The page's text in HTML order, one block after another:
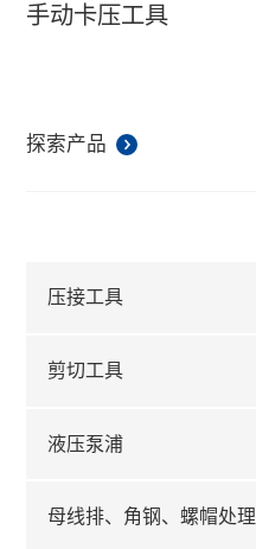
压接工具
剪切工具
液压泵浦
母线排、角钢、螺帽处理
手动卡压工具
探索产品